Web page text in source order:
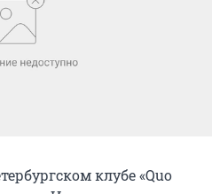
клубе «Quo